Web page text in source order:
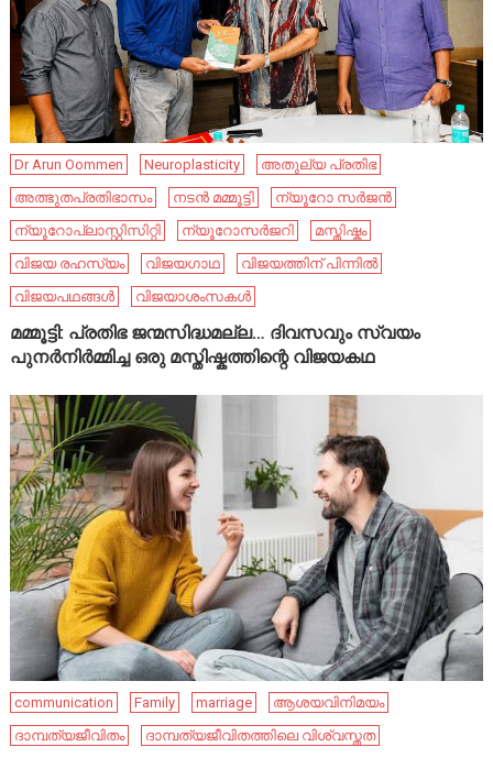
Dr Arun Oommen Neuroplasticity
അതുല്യ പ്രതിഭ
അത്ഭുതപ്രതിഭാസം
നടൻ മമ്മൂട്ടി
ന്യൂറോ സർജൻ
ന്യൂറോപ്ലാസ്റ്റിസിറ്റി
ന്യൂറോസർജറി
മസ്തിഷ്കം
വിജയ രഹസ്യം
വിജയഗാഥ
വിജയത്തിന് പിന്നിൽ
വിജയപഥങ്ങൾ
വിജയാശംസകൾ
മമ്മൂട്ടി: പ്രതിഭ ജന്മസിദ്ധമല്ല… ദിവസവും സ്വയം
പുനർനിർമ്മിച്ച ഒരു മസ്തിഷ്കത്തിന്റെ വിജയകഥ
communication Family marriage
ആശയവിനിമയം
ദാമ്പത്യജീവിതം
ദാമ്പത്യജീവിതത്തിലെ വിശ്വസ്തത